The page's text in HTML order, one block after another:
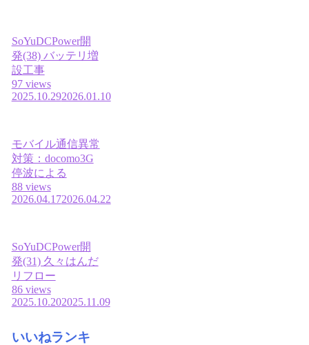
SoYuDCPower開
発(38) バッテリ増
設工事
97 views
2025.10.292026.01.10
モバイル通信異常
対策：docomo3G
停波による
88 views
2026.04.172026.04.22
SoYuDCPower開
発(31) 久々はんだ
リフロー
86 views
2025.10.202025.11.09
いいねランキ